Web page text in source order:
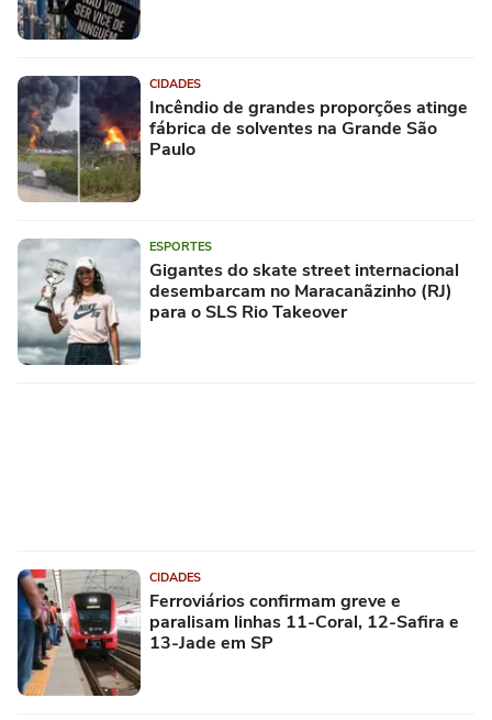
CIDADES
Incêndio de grandes proporções atinge
fábrica de solventes na Grande São
Paulo
ESPORTES
Gigantes do skate street internacional
desembarcam no Maracanãzinho (RJ)
para o SLS Rio Takeover
CIDADES
Ferroviários confirmam greve e
paralisam linhas 11-Coral, 12-Safira e
13-Jade em SP